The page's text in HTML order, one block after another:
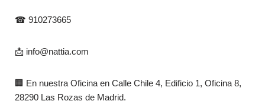
☎ 910273665
📩 info@nattia.com
🏢 En nuestra Oficina en Calle Chile 4, Edificio 1, Oficina 8,
28290 Las Rozas de Madrid.